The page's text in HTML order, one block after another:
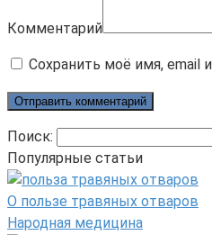
Комментарий
Сохранить моё имя, email
Поиск:
Популярные статьи
О пользе травяных отваров
Народная медицина